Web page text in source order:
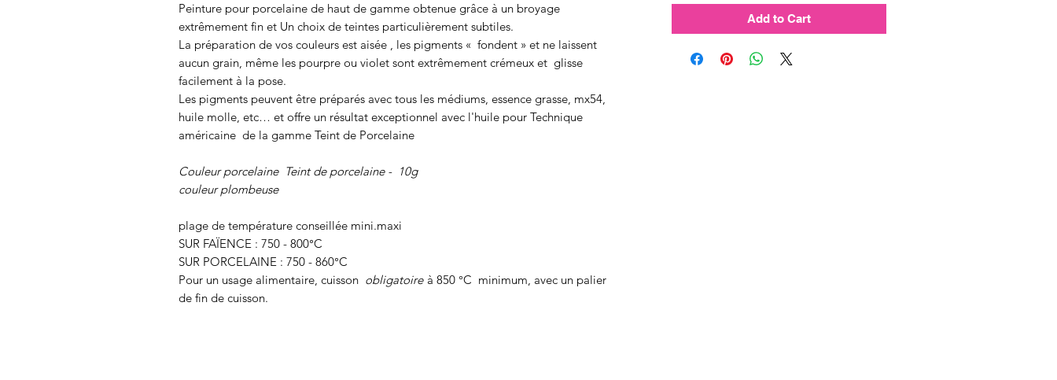
Peinture pour porcelaine de haut de gamme obtenue grâce à un broyage
extrêmement fin et Un choix de teintes particulièrement subtiles.
La préparation de vos couleurs est aisée , les pigments « fondent » et ne laissent
aucun grain, même les pourpre ou violet sont extrêmement crémeux et glisse
facilement à la pose.
Les pigments peuvent être préparés avec tous les médiums, essence grasse, mx54,
huile molle, etc… et offre un résultat exceptionnel avec l'huile pour Technique
américaine de la gamme Teint de Porcelaine
Couleur porcelaine Teint de porcelaine - 10g
couleur plombeuse
plage de température conseillée mini.maxi
SUR FAÏENCE : 750 - 800°C
SUR PORCELAINE : 750 - 860°C
Pour un usage alimentaire, cuisson obligatoire à 850 °C minimum, avec un palier
de fin de cuisson.
Add to Cart